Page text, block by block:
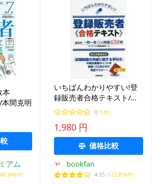
本
間克明
アム
件)
いちばんわかりやすい!登
録販売者合格テキスト/コ
ンデックス情報研究所
0 (1件)
1,980 円
価格比較
bookfan
4.55 (125,856件)